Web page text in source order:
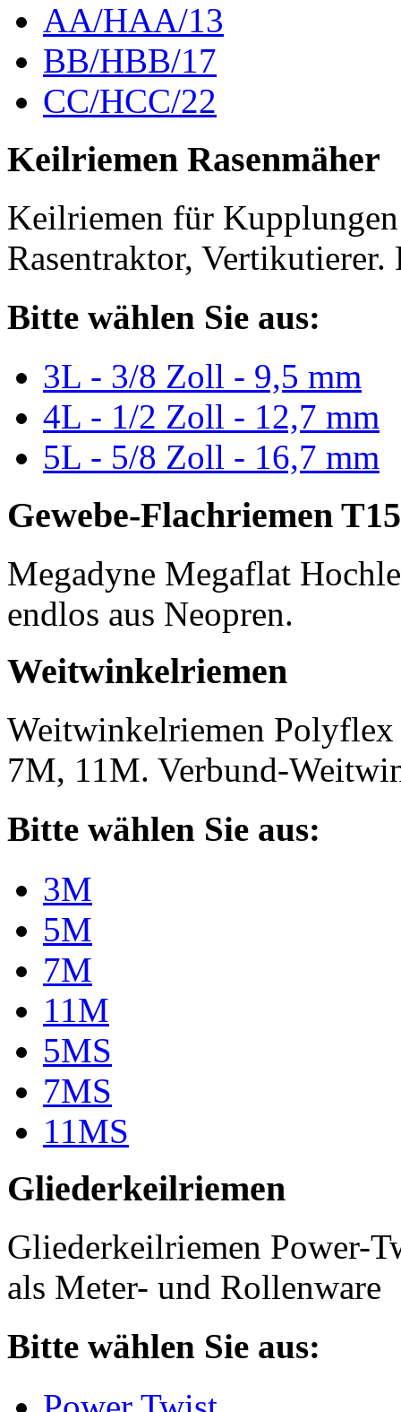
AA/HAA/13
BB/HBB/17
CC/HCC/22
Keilriemen Rasenmäher
Keilriemen für Kupplungen
Rasentraktor,
Bitte wählen Sie aus:
3L - 3/8 Zoll - 9,5 mm
4L - 1/2 Zoll - 12,7 mm
5L - 5/8 Zoll - 16,7 mm
Gewebe-Flachriemen
Megadyne Megaflat
endlos aus Neopren.
Weitwinkelriemen
Weitwinkelriemen
7M, 11M. Verbund-
Bitte wählen Sie aus:
3M
5M
7M
11M
5MS
7MS
11MS
Gliederkeilriemen
Gliederkeilriemen Power-
als Meter- und Rollenware
Bitte wählen Sie aus: